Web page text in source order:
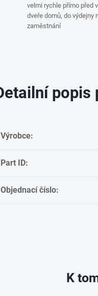
velmi rychle přímo před
dveře domů, do výdejny
zaměstnání
popis
Výrobce:
Part ID:
Objednací číslo:
K